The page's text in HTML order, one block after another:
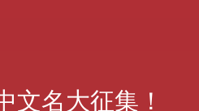
文名大征集！